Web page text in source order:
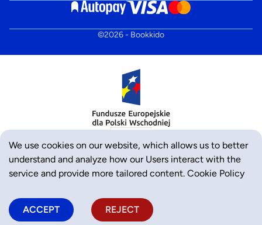
©2026- Bookkido
We use cookies on our website, which allows us to better
understand and analyze how our Users interact with the
service and provide more tailored content. Cookie Policy
ACCEPT REJECT